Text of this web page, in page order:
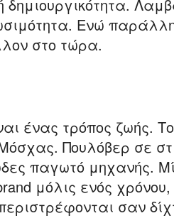
Ενώ
στο τώρα.
ένας τρόπος ζωής.
Πουλόβερ σε
παγωτό μηχανής.
μόλις ενός χρόνου,
σαν